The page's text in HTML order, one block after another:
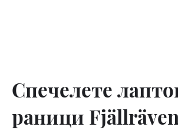
Спечелете
раници